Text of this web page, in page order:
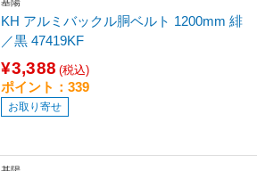
KH アルミバックル胴ベルト 1200mm 緋
／黒 47419KF
¥3,388 (税込)
ポイント：339
お取り寄せ